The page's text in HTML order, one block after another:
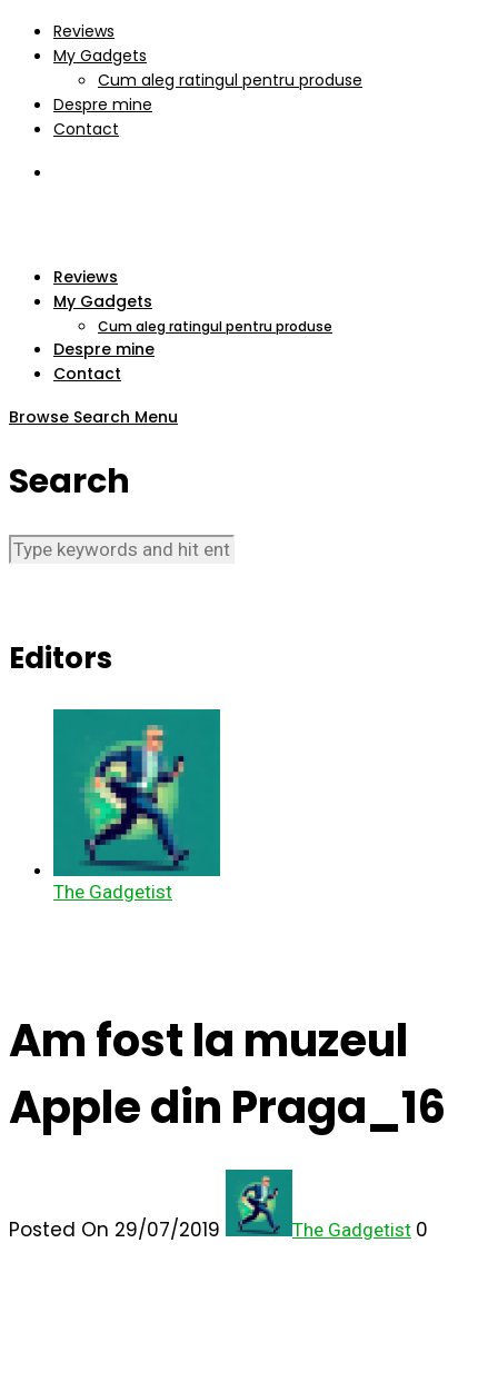
Reviews
My Gadgets
Cum aleg ratingul pentru produse
Despre mine
Contact
Reviews
My Gadgets
Cum aleg ratingul pentru produse
Despre mine
Contact
Browse Search Menu
Search
Editors
The Gadgetist
Am fost la muzeul
Apple din Praga_16
Posted On 29/07/2019 The Gadgetist 0